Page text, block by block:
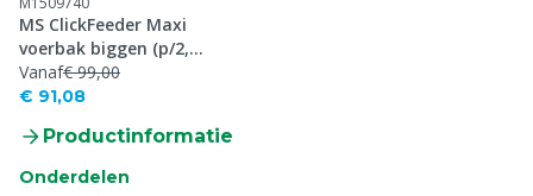
MS ClickFeeder Maxi
voerbak biggen (p/2,
p/10)
Vanaf€ 99,00
€ 91,08
Productinformatie
Onderdelen